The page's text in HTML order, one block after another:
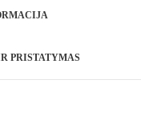
PRISTATYMAS